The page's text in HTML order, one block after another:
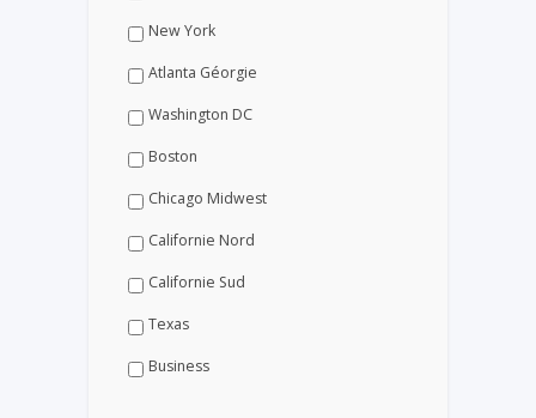
New York
Atlanta Géorgie
Washington DC
Boston
Chicago Midwest
Californie Nord
Californie Sud
Texas
Business